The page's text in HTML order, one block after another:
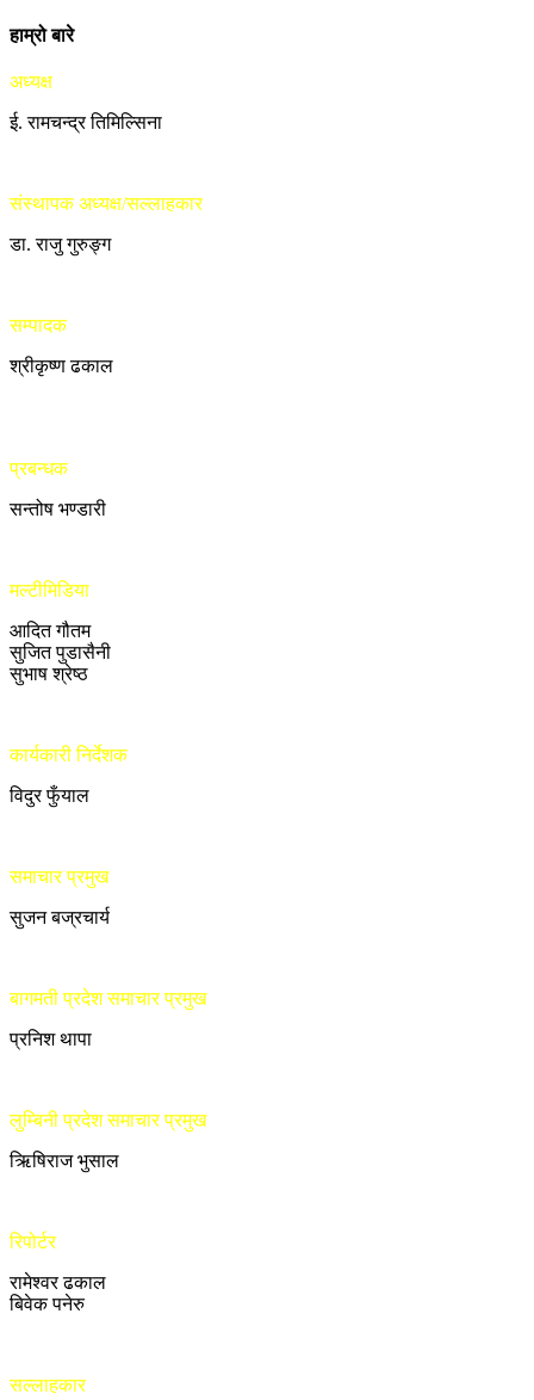
हाम्रो बारे
अध्यक्ष
ई. रामचन्द्र तिमिल्सिना
संस्थापक अध्यक्ष/सल्लाहकार
डा. राजु गुरुङ्ग
सम्पादक
श्रीकृष्ण ढकाल
प्रबन्धक
सन्तोष भण्डारी
मल्टीमिडिया
आदित गौतम
सुजित पुडासैनी
सुभाष श्रेष्ठ
कार्यकारी निर्देशक
विदुर फुँयाल
समाचार प्रमुख
सुजन बज्रचार्य
बागमती प्रदेश समाचार प्रमुख
प्रनिश थापा
लुम्बिनी प्रदेश समाचार प्रमुख
ऋिषिराज भुसाल
रिपोर्टर
रामेश्वर ढकाल
बिवेक पनेरु
सल्लाहकार